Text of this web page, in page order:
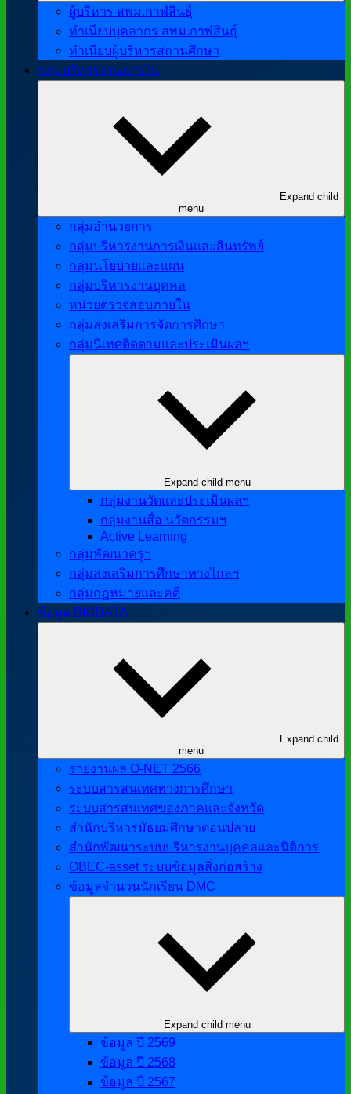
ผู้บริหาร สพม.กาฬสินธุ์
ทำเนียบบุคลากร สพม.กาฬสินธุ์
ทำเนียบผู้บริหารสถานศึกษา
กลุ่มบริหารงานภายใน
Expand child
menu
กลุ่มอำนวยการ
กลุ่มบริหารงานการเงินและสินทรัพย์
กลุ่มนโยบายและแผน
กลุ่มบริหารงานบุคคล
หน่วยตรวจสอบภายใน
กลุ่มส่งเสริมการจัดการศึกษา
กลุ่มนิเทศติดตามและประเมินผลฯ
Expand child menu
กลุ่มงานวัดและประเมินผลฯ
กลุ่มงานสื่อ นวัตกรรมฯ
Active Learning
กลุ่มพัฒนาครูฯ
กลุ่มส่งเสริมการศึกษาทางไกลฯ
กลุ่มกฎหมายและคดี
ข้อมูล BIGDATA
Expand child
menu
รายงานผล O-NET 2566
ระบบสารสนเทศทางการศึกษา
ระบบสารสนเทศของภาคและจังหวัด
สำนักบริหารมัธยมศึกษาตอนปลาย
สำนักพัฒนาระบบบริหารงานบุคคลและนิติการ
OBEC-asset ระบบข้อมูลสิ่งก่อสร้าง
ข้อมูลจำนวนนักเรียน DMC
Expand child menu
ข้อมูล ปี 2569
ข้อมูล ปี 2568
ข้อมูล ปี 2567